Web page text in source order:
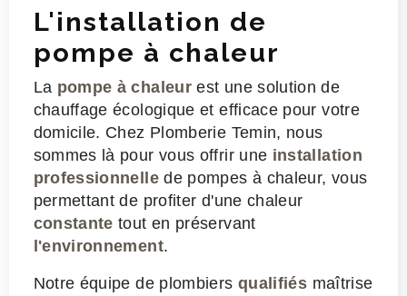
L'installation de
pompe à chaleur
La pompe à chaleurest une solution de
chauffage écologique et efficace pour votre
domicile. Chez Plomberie Temin, nous
sommes là pour vous offrir une installation
professionnellede pompes à chaleur, vous
permettant de profiter d'une chaleur
constantetout en préservant
l'environnement.
Notre équipe de plombiers qualifiés maîtrise